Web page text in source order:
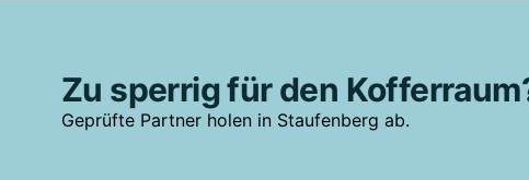
Zu sperrig für den
Geprüfte Partner holen in Staufenberg ab.